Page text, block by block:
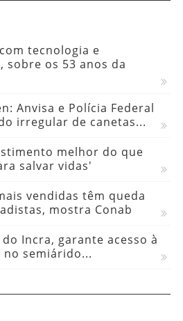
tecnologia e
sobre os 53 anos da
Anvisa e Polícia Federal
irregular de canetas...
melhor do que
salvar vidas'
vendidas têm queda
mostra Conab
Incra, garante acesso à
no semiárido...